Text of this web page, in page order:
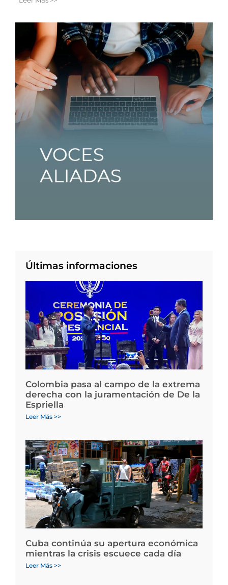
Últimas informaciones
Colombia pasa al campo de la extrema
derecha con la juramentación de De la
Espriella
Leer Más >>
Cuba continúa su apertura económica
mientras la crisis escuece cada día
Leer Más >>